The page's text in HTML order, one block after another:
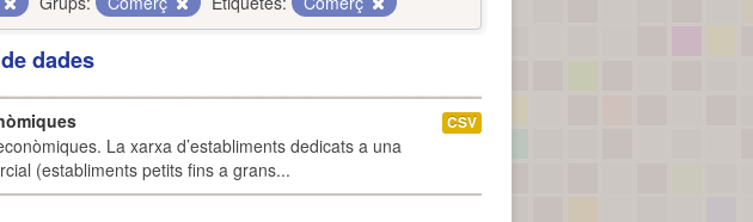
dades
La xarxa d’establiments dedicats a una
(establiments petits fins a grans...
CSV